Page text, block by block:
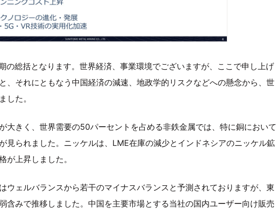
の総括となります。世界経済、事業環境でございますが、ここで申し上げ
、それにともなう中国経済の減速、地政学的リスクなどへの懸念から、世
した。
大きく、世界需要の50パーセントを占める非鉄金属では、特に銅において
見られました。ニッケルは、LME在庫の減少とインドネシアのニッケル鉱
が上昇しました。
ウェルバランスから若干のマイナスバランスと予測されておりますが、東
含みで推移しました。中国を主要市場とする当社の国内ユーザー向け販売